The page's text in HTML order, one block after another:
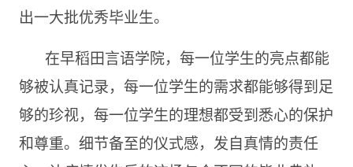
出一大批优秀毕业生。
在早稻田言语学院，每一位学生的亮点都能
够被认真记录，每一位学生的需求都能够得到足
够的珍视，每一位学生的理想都受到悉心的保护
和尊重。细节备至的仪式感，发自真情的责任